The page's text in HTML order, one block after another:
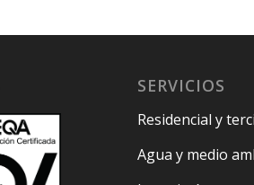
SERVICIOS
Residencial y
Agua y medio